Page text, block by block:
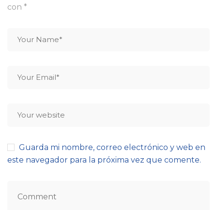
con *
Guarda mi nombre, correo electrónico y web en
este navegador para la próxima vez que comente.